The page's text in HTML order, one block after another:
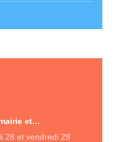
et…
28 et vendredi 29